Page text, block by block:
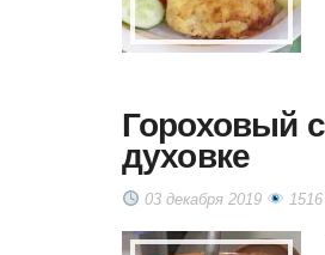
Гороховый
духовке
03 декабря 2019 1516